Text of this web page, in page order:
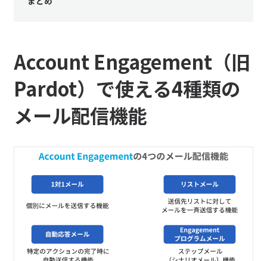
Account Engagement（旧
Pardot）で使える4種類の
メール配信機能